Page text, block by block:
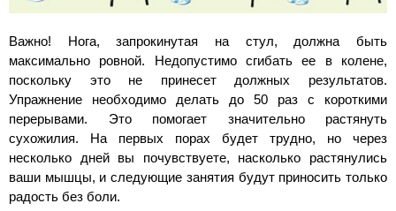
Важно! Нога, запрокинутая на стул, должна быть
максимально ровной. Недопустимо сгибать ее в колене,
поскольку это не принесет должных результатов.
Упражнение необходимо делать до 50 раз с короткими
перерывами. Это помогает значительно растянуть
сухожилия. На первых порах будет трудно, но через
несколько дней вы почувствуете, насколько растянулись
ваши мышцы, и следующие занятия будут приносить только
радость без боли.